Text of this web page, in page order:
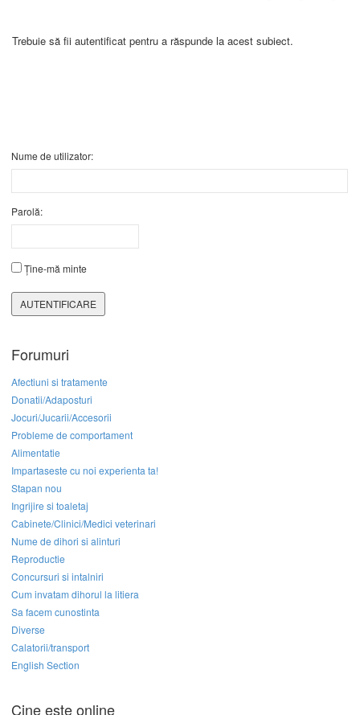
Trebuie să fii autentificat pentru a răspunde la acest subiect.
Nume de utilizator:
Parolă:
Ține-mă minte
AUTENTIFICARE
Forumuri
Afectiuni si tratamente
Donatii/Adaposturi
Jocuri/Jucarii/Accesorii
Probleme de comportament
Alimentatie
Impartaseste cu noi experienta ta!
Stapan nou
Ingrijire si toaletaj
Cabinete/Clinici/Medici veterinari
Nume de dihori si alinturi
Reproductie
Concursuri si intalniri
Cum invatam dihorul la litiera
Sa facem cunostinta
Diverse
Calatorii/transport
English Section
Cine este online